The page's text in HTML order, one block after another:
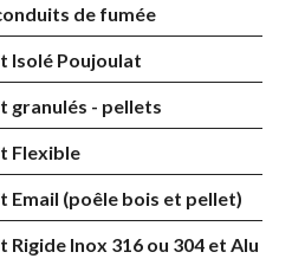
de fumée
Isolé Poujoulat
granulés - pellets
Flexible
Email (poêle bois et pellet)
Rigide Inox 316 ou 304 et Alu